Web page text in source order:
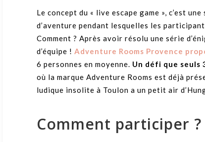
Le concept du « live escape game », c’est
d’aventure pendant lesquelles les
Comment ? Après avoir résolu une série
d’équipe ! Adventure Rooms Provence
6 personnes en moyenne. Un défi que seuls
où la marque Adventure Rooms est déjà
ludique insolite à Toulon a un petit air
Comment participer ?